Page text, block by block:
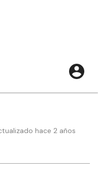
hace 2 años